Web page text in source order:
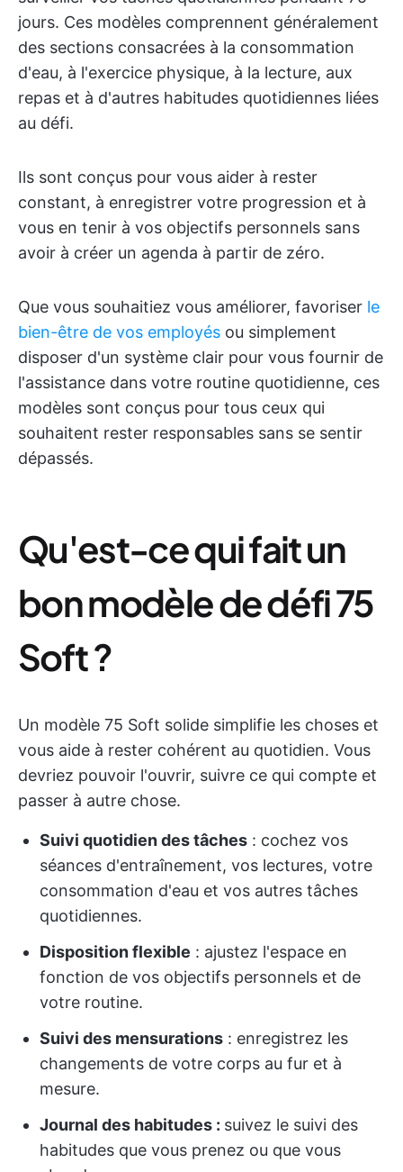
jours. Ces modèles comprennent généralement
des sections consacrées à la consommation
d'eau, à l'exercice physique, à la lecture, aux
repas et à d'autres habitudes quotidiennes liées
au défi.
Ils sont conçus pour vous aider à rester
constant, à enregistrer votre progression et à
vous en tenir à vos objectifs personnels sans
avoir à créer un agenda à partir de zéro.
Que vous souhaitiez vous améliorer, favoriser le
bien-être de vos employés ou simplement
disposer d'un système clair pour vous fournir de
l'assistance dans votre routine quotidienne, ces
modèles sont conçus pour tous ceux qui
souhaitent rester responsables sans se sentir
dépassés.
Qu'est-ce qui fait un
bon modèle de défi 75
Soft ?
Un modèle 75 Soft solide simplifie les choses et
vous aide à rester cohérent au quotidien. Vous
devriez pouvoir l'ouvrir, suivre ce qui compte et
passer à autre chose.
Suivi quotidien des tâches : cochez vos
séances d'entraînement, vos lectures, votre
consommation d'eau et vos autres tâches
quotidiennes.
Disposition flexible : ajustez l'espace en
fonction de vos objectifs personnels et de
votre routine.
Suivi des mensurations : enregistrez les
changements de votre corps au fur et à
mesure.
Journal des habitudes : suivez le suivi des
habitudes que vous prenez ou que vous